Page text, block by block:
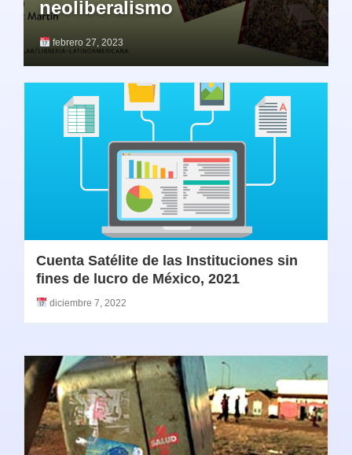
neoliberalismo
febrero 27, 2023
Cuenta Satélite de las Instituciones sin
fines de lucro de México, 2021
diciembre 7, 2022